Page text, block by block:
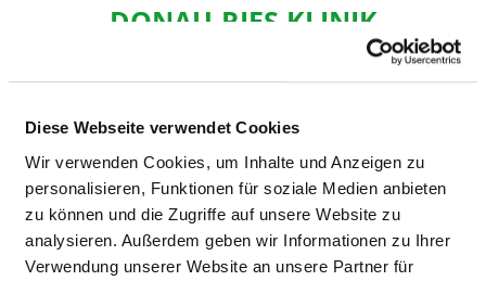
Diese Webseite verwendet Cookies
Wir verwenden Cookies, um Inhalte und Anzeigen zu
personalisieren, Funktionen für soziale Medien anbieten
zu können und die Zugriffe auf unsere Website zu
analysieren. Außerdem geben wir Informationen zu Ihrer
Verwendung unserer Website an unsere Partner für
DONAU-RIES KLINIK
Passend dazu: